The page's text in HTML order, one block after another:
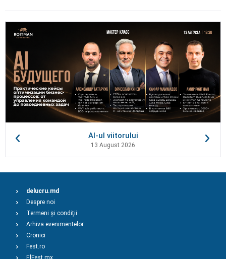
AI-ul viitorului
13 August 2026
delucru.md
Despre noi
Termeni și condiții
Arhiva evenimentelor
Cronici
Fest.ro
ElFest.mx